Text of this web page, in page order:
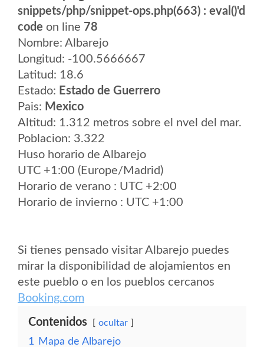
snippets/php/snippet-ops.php(663) : eval()'d
code on line 78
Nombre: Albarejo
Longitud: -100.5666667
Latitud: 18.6
Estado: Estado de Guerrero
Pais: Mexico
Altitud: 1.312 metros sobre el nvel del mar.
Poblacion: 3.322
Huso horario de Albarejo
UTC +1:00 (Europe/Madrid)
Horario de verano : UTC +2:00
Horario de invierno : UTC +1:00
Si tienes pensado visitar Albarejo puedes
mirar la disponibilidad de alojamientos en
este pueblo o en los pueblos cercanos
Booking.com
Contenidos ocultar
1
Mapa de Albarejo